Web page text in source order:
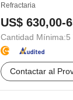
Refractaria
US$ 630,00-
Cantidad Mínima:5
Contactar al